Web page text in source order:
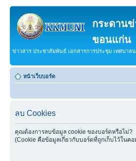
กระดาน
ขอนแก่น
ข่าวสาร ประชาสัมพันธ์ เอกสารการประชุม เทศบา
หน้าเว็บบอร์ด
ลบ Cookies
คุณต้องการลบข้อมูล cookie ของบอร์ดหรือไม่?
(Cookie คือข้อมูลเกี่ยวกับบอร์ดที่ถูกเก็บไว้ในค